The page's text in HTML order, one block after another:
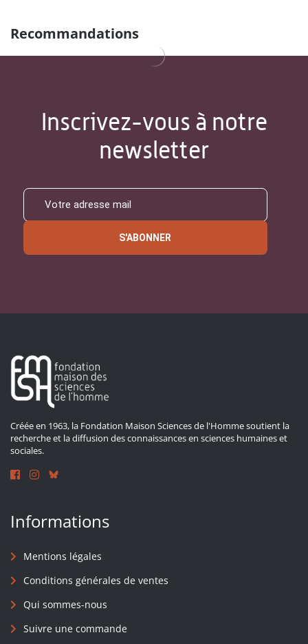
Recommandations
Inscrivez-vous à notre
newsletter
S'ABONNER
Créée en 1963, la Fondation Maison Sciences de l'Homme soutient la
recherche et la diffusion des connaissances en sciences humaines et
sociales.
Informations
Mentions légales
Conditions générales de ventes
Qui sommes-nous
Suivre une commande